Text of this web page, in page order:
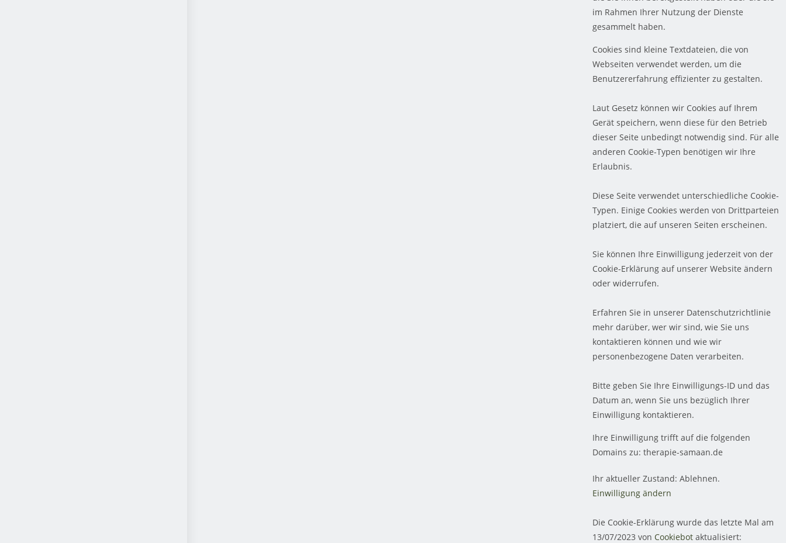
im Rahmen Ihrer Nutzung der Dienste
gesammelt haben.
Cookies sind kleine Textdateien, die von
Webseiten verwendet werden, um die
Benutzererfahrung effizienter zu gestalten.
Laut Gesetz können wir Cookies auf Ihrem
Gerät speichern, wenn diese für den Betrieb
dieser Seite unbedingt notwendig sind. Für alle
anderen Cookie-Typen benötigen wir Ihre
Erlaubnis.
Diese Seite verwendet unterschiedliche Cookie-
Typen. Einige Cookies werden von Drittparteien
platziert, die auf unseren Seiten erscheinen.
Sie können Ihre Einwilligung jederzeit von der
Cookie-Erklärung auf unserer Website ändern
oder widerrufen.
Erfahren Sie in unserer Datenschutzrichtlinie
mehr darüber, wer wir sind, wie Sie uns
kontaktieren können und wie wir
personenbezogene Daten verarbeiten.
Bitte geben Sie Ihre Einwilligungs-ID und das
Datum an, wenn Sie uns bezüglich Ihrer
Einwilligung kontaktieren.
Ihre Einwilligung trifft auf die folgenden
Domains zu: therapie-samaan.de
Ihr aktueller Zustand: Ablehnen.
Einwilligung ändern
Die Cookie-Erklärung wurde das letzte Mal am
13/07/2023 von Cookiebotaktualisiert: